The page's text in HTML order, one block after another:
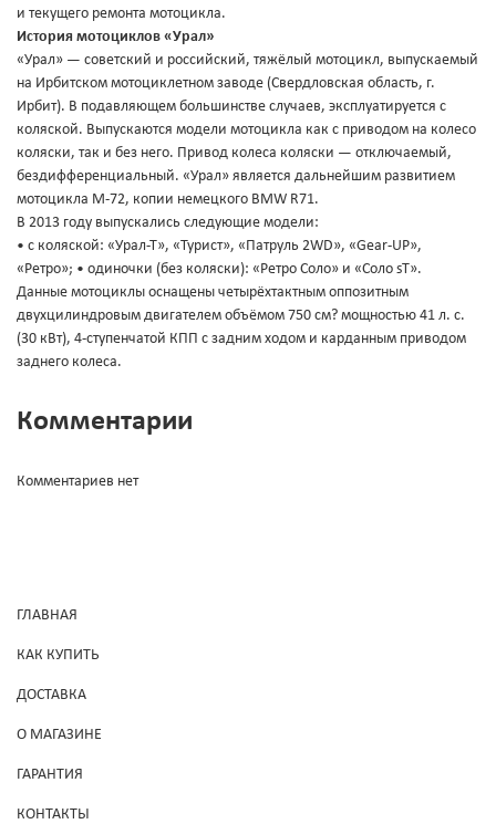
и текущего ремонта мотоцикла.
История мотоциклов «Урал»
«Урал» — советский и российский, тяжёлый мотоцикл, выпускаемый
на Ирбитском мотоциклетном заводе (Свердловская область, г.
Ирбит). В подавляющем большинстве случаев, эксплуатируется с
коляской. Выпускаются модели мотоцикла как с приводом на колесо
коляски, так и без него. Привод колеса коляски — отключаемый,
бездифференциальный. «Урал» является дальнейшим развитием
мотоцикла М-72, копии немецкого BMW R71.
В 2013 году выпускались следующие модели:
• с коляской: «Урал-Т», «Турист», «Патруль 2WD», «Gear-UP»,
«Ретро»; • одиночки (без коляски): «Ретро Соло» и «Соло sT».
Данные мотоциклы оснащены четырёхтактным оппозитным
двухцилиндровым двигателем объёмом 750 см? мощностью 41 л. с.
(30 кВт), 4-ступенчатой КПП с задним ходом и карданным приводом
заднего колеса.
Комментарии
Комментариев нет
ГЛАВНАЯ
КАК КУПИТЬ
ДОСТАВКА
О МАГАЗИНЕ
ГАРАНТИЯ
КОНТАКТЫ